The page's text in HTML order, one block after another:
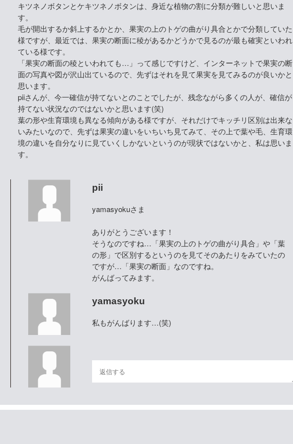
キツネノボタンとケキツネノボタンは、身近な植物の割に分類が難しいと思いま
す。
毛が開出するか斜上するかとか、果実の上のトゲの曲がり具合とかで分類していた
様ですが、最近では、果実の断面に稜があるかどうかで見るのが最も確実といわれ
ている様です。
「果実の断面の稜といわれても…」って感じですけど、インターネットで果実の断
面の写真や図が沢山出ているので、先ずはそれを見て果実を見てみるのが良いかと
思います。
piiさんが、今一確信が持てないとのことでしたが、残念ながら多くの人が、確信が
持てない状況なのではないかと思います(笑)
葉の形や生育環境も異なる傾向がある様ですが、それだけでキッチリ区別は出来な
いみたいなので、先ずは果実の違いをいちいち見てみて、その上で葉や毛、生育環
境の違いを自分なりに見ていくしかないというのが現状ではないかと、私は思いま
す。
pii
yamasyokuさま
ありがとうございます！
そうなのですね…「果実の上のトゲの曲がり具合」や「葉
の形」で区別するというのを見てそのあたりをみていたの
ですが…「果実の断面」なのですね。
がんばってみます。
yamasyoku
私もがんばります…(笑)